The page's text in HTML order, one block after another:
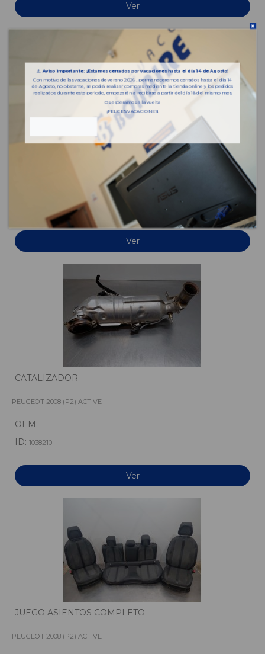
Ver
CUADRO INSTRUMENTOS
Ver
CATALIZADOR
PEUGEOT 2008 (P2) ACTIVE
OEM: -
ID: 1038210
Ver
JUEGO ASIENTOS COMPLETO
PEUGEOT 2008 (P2) ACTIVE
⚠️ Aviso importante: ¡Estamos cerrados por vacaciones hasta el día 14 de Agosto!
Con motivo de las vacaciones de verano 2026 , permaneceremos cerrados hasta el día 14
de Agosto, no obstante, se podrá realizar compras mediante la tienda online y los pedidos
realizados durante este periodo, empezarán a recibirse a partir del día 18 del mismo mes.
Os esperamos a la vuelta
¡FELICES VACACIONES!